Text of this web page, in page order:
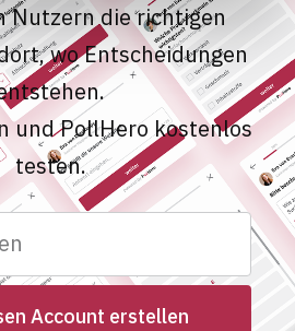
Nutzern die richtigen
wo Entscheidungen
und PollHero kostenlos
testen.
Account erstellen